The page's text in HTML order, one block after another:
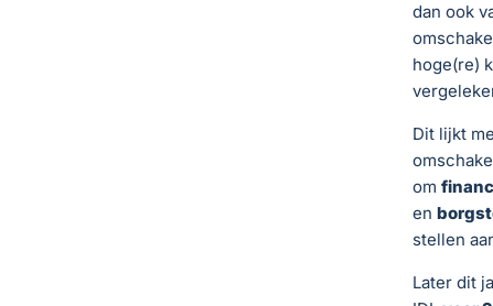
dan ook
hoge(re)
Dit lijkt
om
en
stellen
Later dit